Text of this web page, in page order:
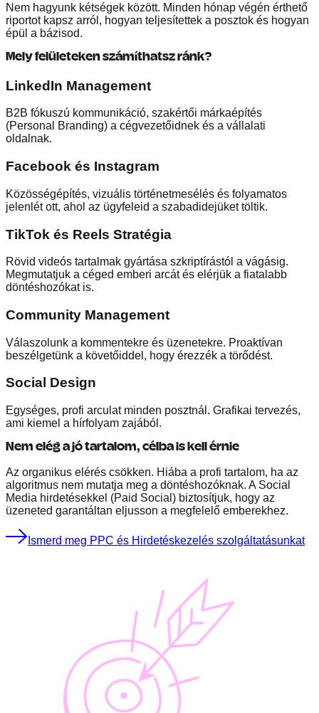
Nem hagyunk kétségek között. Minden hónap végén érthető
riportot kapsz arról, hogyan teljesítettek a posztok és hogyan
épül a bázisod.
Mely felületeken számíthatsz ránk?
LinkedIn Management
B2B fókuszú kommunikáció, szakértői márkaépítés
(Personal Branding) a cégvezetőidnek és a vállalati
oldalnak.
Facebook és Instagram
Közösségépítés, vizuális történetmesélés és folyamatos
jelenlét ott, ahol az ügyfeleid a szabadidejüket töltik.
TikTok és Reels Stratégia
Rövid videós tartalmak gyártása szkriptírástól a vágásig.
Megmutatjuk a céged emberi arcát és elérjük a fiatalabb
döntéshozókat is.
Community Management
Válaszolunk a kommentekre és üzenetekre. Proaktívan
beszélgetünk a követőiddel, hogy érezzék a törődést.
Social Design
Egységes, profi arculat minden posztnál. Grafikai tervezés,
ami kiemel a hírfolyam zajából.
Nem elég a jó tartalom, célba is kell érnie
Az organikus elérés csökken. Hiába a profi tartalom, ha az
algoritmus nem mutatja meg a döntéshozóknak. A Social
Media hirdetésekkel (Paid Social) biztosítjuk, hogy az
üzeneted garantáltan eljusson a megfelelő emberekhez.
Ismerd meg PPC és Hirdetéskezelés szolgáltatásunkat